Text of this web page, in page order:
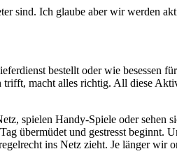
sind. Ich glaube aber wir werden
bestellt oder wie besessen
macht alles richtig. All diese
spielen Handy-Spiele oder sehen
übermüdet und gestresst beginnt.
ins Netz zieht. Je länger